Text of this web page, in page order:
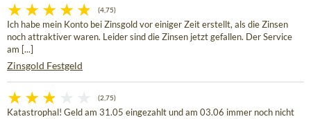
(4,75)
Ich habe mein Konto bei Zinsgold vor einiger Zeit erstellt, als die Zinsen
noch attraktiver waren. Leider sind die Zinsen jetzt gefallen. Der Service
am [...]
Zinsgold Festgeld
(2,75)
Katastrophal! Geld am 31.05 eingezahlt und am 03.06 immer noch nicht